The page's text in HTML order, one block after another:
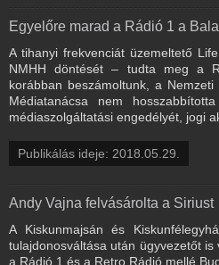
Egyelőre marad a Rádió 1 a
A tihanyi frekvenciát üzemeltető
NMHH döntését – tudta meg a
korábban beszámoltunk, a
Médiatanácsa nem
médiaszolgáltatási engedélyét, jogi
Publikálás ideje: 2018.05.29.
Andy Vajna felvásárolta a Siriust
A Kiskunmajsán és
tulajdonosváltása után ügyvezetőt
a Rádió 1 és a Retro Rádió mellé